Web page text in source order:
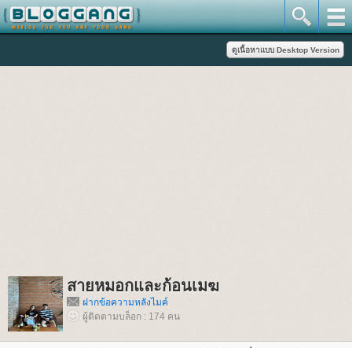
สายหมอกและก้อนเมฆ
ฝากข้อความหลังไมค์
ผู้ติดตามบล็อก : 174 คน